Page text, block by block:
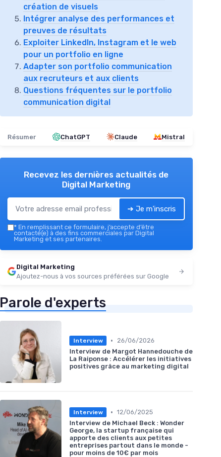
création de visuels
Intégrer analyse des performances et
preuves de résultats
Exploiter LinkedIn, Instagram et le web
pour un portfolio en ligne
Adapter son portfolio communication
aux recruteurs et aux clients
Questions fréquentes sur le portfolio
communication digital
Résumer ChatGPT Claude Mistral
Recevez les dernières actualités de
Digital Marketing
➔ Je m'inscris
* En remplissant ce formulaire, j’accepte d’être
contacté(e) à des fins commerciales par Digital
Marketing et ses partenaires.
Digital Marketing
Ajoutez-nous à vos sources préférées sur Google
Parole d'experts
Interview •
26/06/2026
Interview de Margot Hannedouche de
La Raiponse : Accélérer les initiatives
positives grâce au marketing digital
Interview • 12/06/2025
Interview de Michael Beck : Wonder
George, la startup française qui
apporte des clients aux petites
entreprises partout dans le monde -
pour moins de 10€ par mois